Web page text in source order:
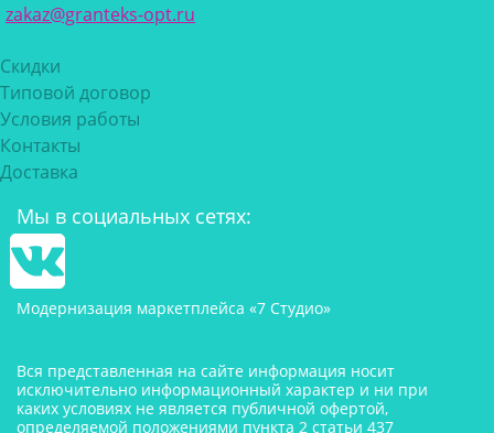
zakaz@granteks-opt.ru
Скидки
Типовой договор
Условия работы
Контакты
Доставка
Мы в социальных сетях:
Модернизация маркетплейса «7 Студио»
Вся представленная на сайте информация носит
исключительно информационный характер и ни при
каких условиях не является публичной офертой,
определяемой положениями пункта 2 статьи 437